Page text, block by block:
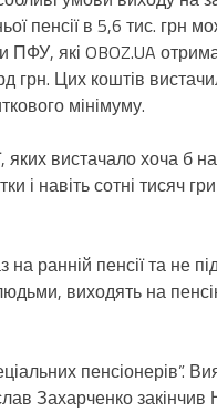
пенсії в 5,6 тис. грн
які OBOZ.UA
грн. Цих коштів
мінімуму.
яких вистачало хоча б
і навіть сотні тисяч
ранній пенсії та не
виходять на
пенсіонерів”.
Захарченко закінчив